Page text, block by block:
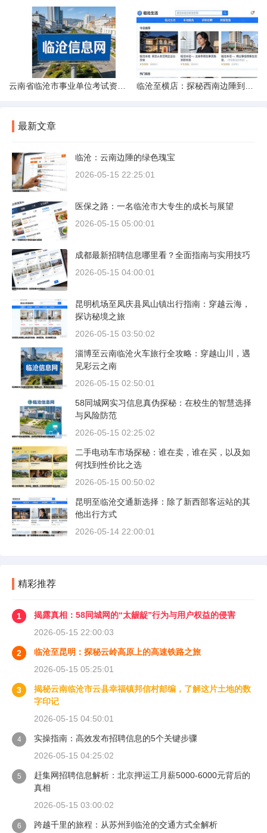
最新文章
临沧：云南边陲的绿色瑰宝
2026-05-15 22:25:01
医保之路：一名临沧市大专生的成长与展望
2026-05-15 05:00:01
成都最新招聘信息哪里看？全面指南与实用技巧
2026-05-15 04:00:01
昆明机场至凤庆县凤山镇出行指南：穿越云海，
探访秘境之旅
2026-05-15 03:50:02
淄博至云南临沧火车旅行全攻略：穿越山川，遇
见彩云之南
2026-05-15 02:50:01
58同城网实习信息真伪探秘：在校生的智慧选择
与风险防范
2026-05-15 02:25:02
二手电动车市场探秘：谁在卖，谁在买，以及如
何找到性价比之选
2026-05-15 00:50:02
昆明至临沧交通新选择：除了新西部客运站的其
他出行方式
2026-05-14 22:00:01
精彩推荐
1
揭露真相：58同城网的“太龌龊”行为与用户权益的侵害
2026-05-15 22:00:03
2
临沧至昆明：探秘云岭高原上的高速铁路之旅
2026-05-15 05:25:01
3
揭秘云南临沧市云县幸福镇邦信村邮编，了解这片土地的数
字印记
2026-05-15 04:50:01
4
实操指南：高效发布招聘信息的5个关键步骤
2026-05-15 04:25:02
5
赶集网招聘信息解析：北京押运工月薪5000-6000元背后的
真相
2026-05-15 03:00:02
6 跨越千里的旅程：从苏州到临沧的交通方式全解析